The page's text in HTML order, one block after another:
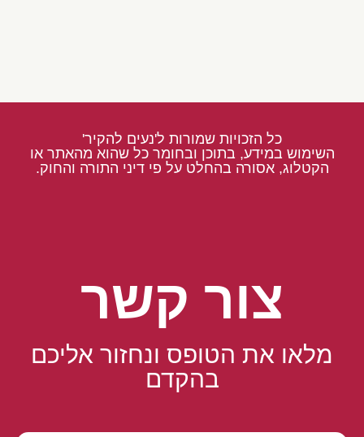
כל הזכויות שמורות ל'נעים להקיר'
השימוש במידע, בתוכן ובחומר כל שהוא מהאתר או
הקטלוג, אסורה בהחלט על פי דיני התורה והחוק.
צור קשר
מלאו את הטופס ונחזור אליכם
בהקדם